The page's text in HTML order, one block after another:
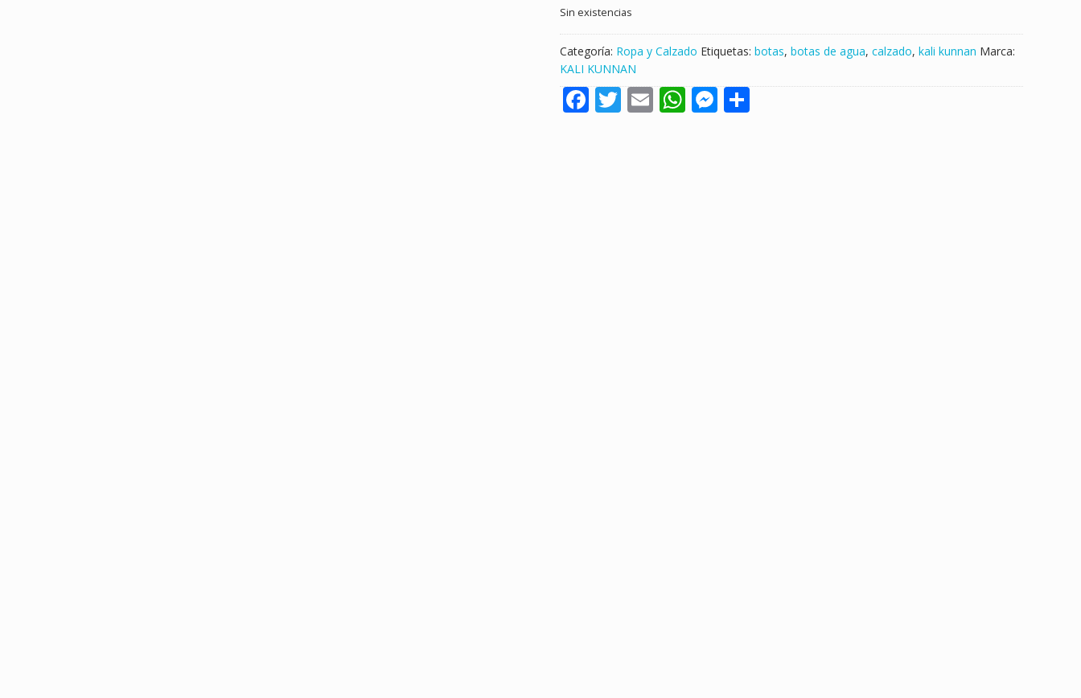
Sin existencias
Categoría: Ropa y Calzado Etiquetas: botas, botas de agua, calzado, kali kunnan Marca:
KALI KUNNAN
F T E W M